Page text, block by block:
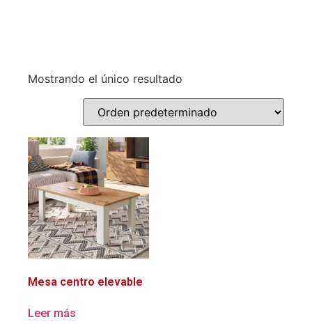
Mostrando el único resultado
Mesa centro elevable
Leer más